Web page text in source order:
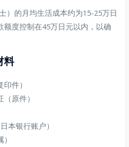
）的月均生活成本约为15-25万日
额度控制在45万日元以内，以确
料
件）
原件）
本银行账户）